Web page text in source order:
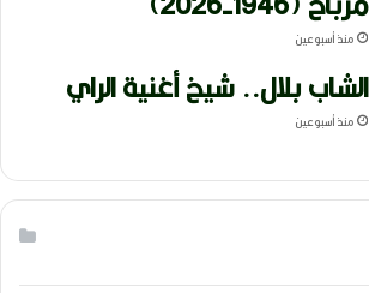
منذ أسبوعين
الشاب بلال.. شيخ أغنية الراي
منذ أسبوعين